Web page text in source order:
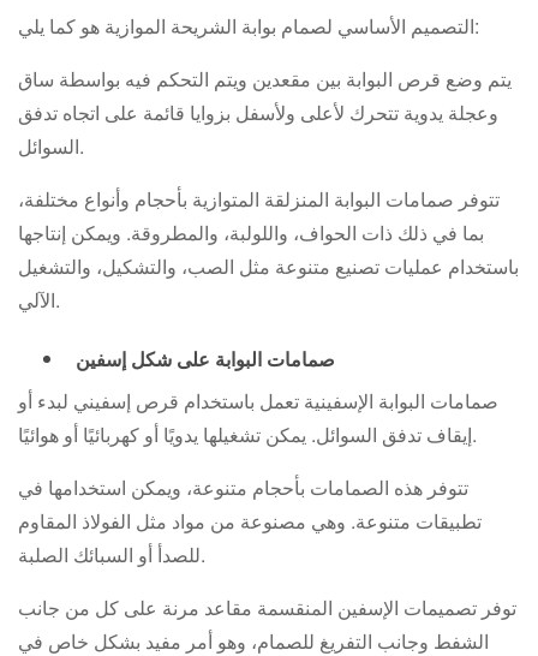
التصميم الأساسي لصمام بوابة الشريحة الموازية هو كما يلي:
يتم وضع قرص البوابة بين مقعدين ويتم التحكم فيه بواسطة ساق
وعجلة يدوية تتحرك لأعلى ولأسفل بزوايا قائمة على اتجاه تدفق
السوائل.
تتوفر صمامات البوابة المنزلقة المتوازية بأحجام وأنواع مختلفة،
بما في ذلك ذات الحواف، واللولبة، والمطروقة. ويمكن إنتاجها
باستخدام عمليات تصنيع متنوعة مثل الصب، والتشكيل، والتشغيل
الآلي.
صمامات البوابة على شكل إسفين
صمامات البوابة الإسفينية تعمل باستخدام قرص إسفيني لبدء أو
إيقاف تدفق السوائل. يمكن تشغيلها يدويًا أو كهربائيًا أو هوائيًا.
تتوفر هذه الصمامات بأحجام متنوعة، ويمكن استخدامها في
تطبيقات متنوعة. وهي مصنوعة من مواد مثل الفولاذ المقاوم
للصدأ أو السبائك الصلبة.
توفر تصميمات الإسفين المنقسمة مقاعد مرنة على كل من جانب
الشفط وجانب التفريغ للصمام، وهو أمر مفيد بشكل خاص في